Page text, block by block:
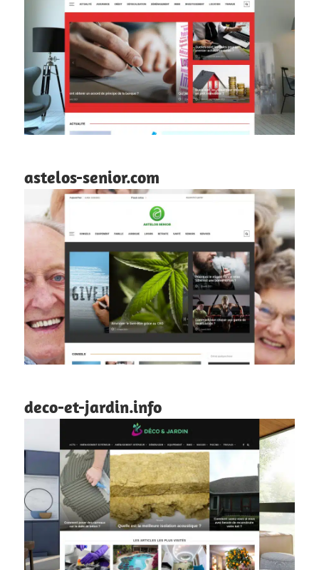
astelos-senior.com
deco-et-jardin.info